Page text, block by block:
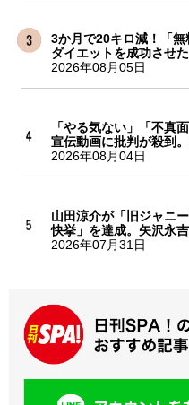
3か月で20キロ減！「
ダイエットを成功させ
2026年08月05日
「やる気ない」「不真
宣伝動画に批判が殺到
2026年08月04日
山田涼介が「旧ジャニ
快挙」を達成。矢沢永
2026年07月31日